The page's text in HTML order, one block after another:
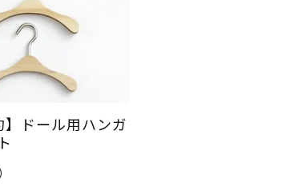
】ドール用ハンガ